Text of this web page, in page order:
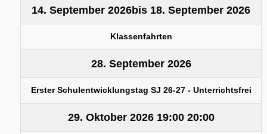
14. September 2026bis 18. September 2026
Klassenfahrten
28. September 2026
Erster Schulentwicklungstag SJ 26-27 - Unterrichtsfrei
29. Oktober 202619:00 20:00